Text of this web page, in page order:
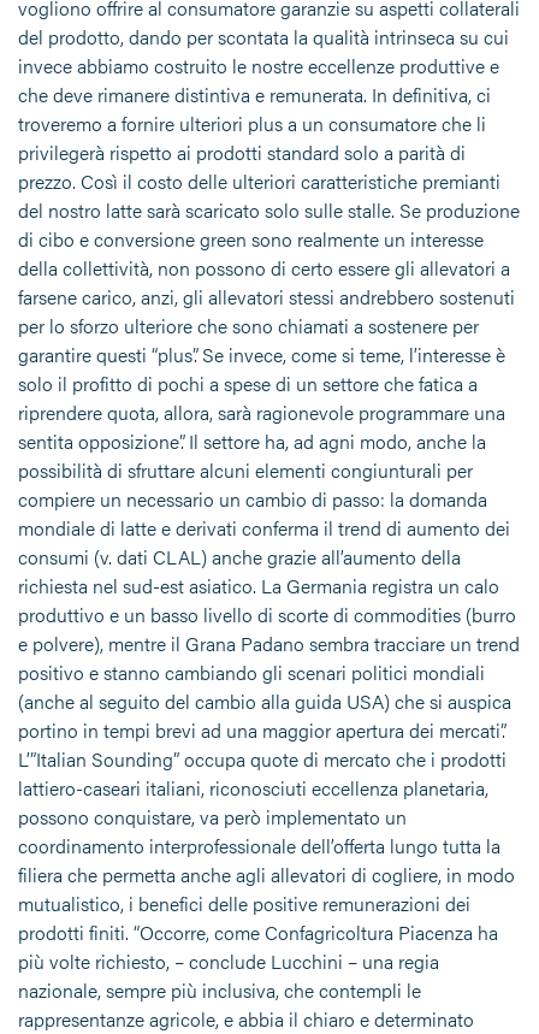
vogliono offrire al consumatore garanzie su aspetti collaterali
del prodotto, dando per scontata la qualità intrinseca su cui
invece abbiamo costruito le nostre eccellenze produttive e
che deve rimanere distintiva e remunerata. In definitiva, ci
troveremo a fornire ulteriori plus a un consumatore che li
privilegerà rispetto ai prodotti standard solo a parità di
prezzo. Così il costo delle ulteriori caratteristiche premianti
del nostro latte sarà scaricato solo sulle stalle. Se produzione
di cibo e conversione green sono realmente un interesse
della collettività, non possono di certo essere gli allevatori a
farsene carico, anzi, gli allevatori stessi andrebbero sostenuti
per lo sforzo ulteriore che sono chiamati a sostenere per
garantire questi “plus”. Se invece, come si teme, l’interesse è
solo il profitto di pochi a spese di un settore che fatica a
riprendere quota, allora, sarà ragionevole programmare una
sentita opposizione”. Il settore ha, ad agni modo, anche la
possibilità di sfruttare alcuni elementi congiunturali per
compiere un necessario un cambio di passo: la domanda
mondiale di latte e derivati conferma il trend di aumento dei
consumi (v. dati CLAL) anche grazie all’aumento della
richiesta nel sud-est asiatico. La Germania registra un calo
produttivo e un basso livello di scorte di commodities (burro
e polvere), mentre il Grana Padano sembra tracciare un trend
positivo e stanno cambiando gli scenari politici mondiali
(anche al seguito del cambio alla guida USA) che si auspica
portino in tempi brevi ad una maggior apertura dei mercati”.
L’”Italian Sounding” occupa quote di mercato che i prodotti
lattiero-caseari italiani, riconosciuti eccellenza planetaria,
possono conquistare, va però implementato un
coordinamento interprofessionale dell’offerta lungo tutta la
filiera che permetta anche agli allevatori di cogliere, in modo
mutualistico, i benefici delle positive remunerazioni dei
prodotti finiti. “Occorre, come Confagricoltura Piacenza ha
più volte richiesto, – conclude Lucchini – una regia
nazionale, sempre più inclusiva, che contempli le
rappresentanze agricole, e abbia il chiaro e determinato